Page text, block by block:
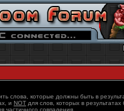
слова, которые должны быть в
и NOT для слов, которых в результатах
частичного совпадения.